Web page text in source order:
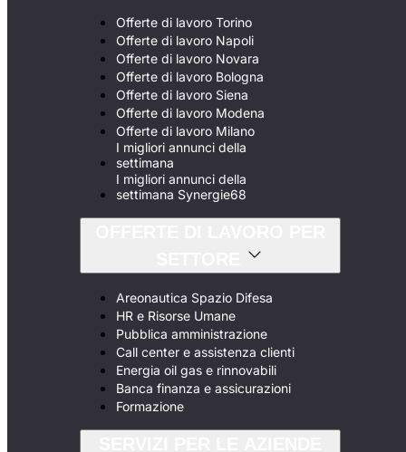
Offerte di lavoro Torino
Offerte di lavoro Napoli
Offerte di lavoro Novara
Offerte di lavoro Bologna
Offerte di lavoro Siena
Offerte di lavoro Modena
Offerte di lavoro Milano
I migliori annunci della
settimana
I migliori annunci della
settimana Synergie68
Areonautica Spazio Difesa
HR e Risorse Umane
Pubblica amministrazione
Call center e assistenza clienti
Energia oil gas e rinnovabili
Banca finanza e assicurazioni
Formazione